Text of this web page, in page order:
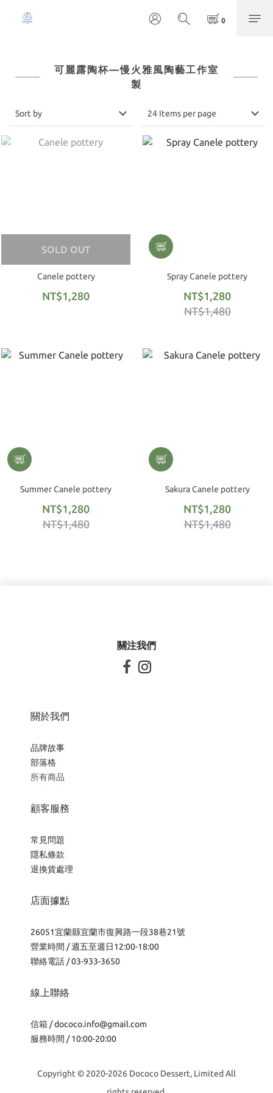
可麗露陶杯—慢火雅風陶藝工作室
製
Sort by 24 Items per page
SOLD OUT
Canele pottery
NT$1,280
Spray Canele pottery
NT$1,280
NT$1,480
Summer Canele pottery
NT$1,280
NT$1,480
Sakura Canele pottery
NT$1,280
NT$1,480
關注我們
 
關於我們
品牌故事
部落格
所有商品
顧客服務
常見問題
隱私條款
退換貨處理
店面據點
26051宜蘭縣宜蘭市復興路一段38巷21號
營業時間 / 週五至週日12:00-18:00
聯絡電話 / 03-933-3650
線上聯絡
信箱 /dococo.info@gmail.com
服務時間 / 10:00-20:00
Copyright © 2020-2026 Dococo Dessert, Limited All